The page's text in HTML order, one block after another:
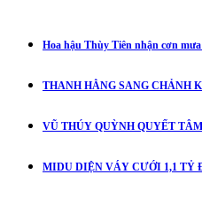
Hoa hậu Thùy Tiên nhận cơn
THANH HẰNG SANG CHẢNH
VŨ THÚY QUỲNH QUYẾT
MIDU DIỆN VÁY CƯỚI 1,1 TỶ